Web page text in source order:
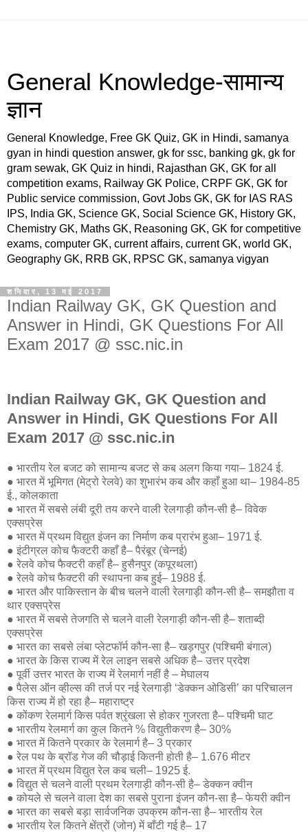
General Knowledge-सामान्य
ज्ञान
General Knowledge, Free GK Quiz, GK in Hindi, samanya
gyan in hindi question answer, gk for ssc, banking gk, gk for
gram sewak, GK Quiz in hindi, Rajasthan GK, GK for all
competition exams, Railway GK Police, CRPF GK, GK for
Public service commission, Govt Jobs GK, GK for IAS RAS
IPS, India GK, Science GK, Social Science GK, History GK,
Chemistry GK, Maths GK, Reasoning GK, GK for competitive
exams, computer GK, current affairs, current GK, world GK,
Geography GK, RRB GK, RPSC GK, samanya vigyan
शनिवार, 13 मई 2017
Indian Railway GK, GK Question and
Answer in Hindi, GK Questions For All
Exam 2017 @ ssc.nic.in
Indian Railway GK, GK Question and
Answer in Hindi, GK Questions For All
Exam 2017 @ ssc.nic.in
● भारतीय रेल बजट को सामान्य बजट से कब अलग किया गया– 1824 ई.
● भारत में भूमिगत (मेट्रो रेलवे) का शुभारंभ कब और कहाँ हुआ था– 1984-85
ई., कोलकाता
● भारत में सबसे लंबी दूरी तय करने वाली रेलगाड़ी कौन-सी है– विवेक
एक्सप्रेस
● भारत में प्रथम विद्युत इंजन का निर्माण कब प्रारंभ हुआ– 1971 ई.
● इंटीग्रल कोच फैक्टरी कहाँ है– पैरंबूर (चेन्नई)
● रेलवे कोच फैक्टरी कहाँ है– हुसैनपुर (कपूरथला)
● रेलवे कोच फैक्टरी की स्थापना कब हुई– 1988 ई.
● भारत और पाकिस्तान के बीच चलने वाली रेलगाड़ी कौन-सी है– समझौता व
थार एक्सप्रेस
● भारत में सबसे तेजगति से चलने वाली रेलगाड़ी कौन-सी है– शताब्दी
एक्सप्रेस
● भारत का सबसे लंबा प्लेटफॉर्म कौन-सा है– खड़गपुर (पश्चिमी बंगाल)
● भारत के किस राज्य में रेल लाइन सबसे अधिक है– उत्तर प्रदेश
● पूर्वी उत्तर भारत के राज्य में रेलमार्ग नहीं है – मेघालय
● पैलेस ऑन व्हील्स की तर्ज पर नई रेलगाड़ी ‘डेक्कन ओडिसी’ का परिचालन
किस राज्य में हो रहा है– महाराष्ट्र
● कोंकण रेलमार्ग किस पर्वत श्रृंखला से होकर गुजरता है– पश्चिमी घाट
● भारतीय रेलमार्ग का कुल कितने % विद्युतीकरण है– 30%
● भारत में कितने प्रकार के रेलमार्ग है– 3 प्रकार
● रेल पथ के ब्रॉड गेज की चौड़ाई कितनी होती है– 1.676 मीटर
● भारत में प्रथम विद्युत रेल कब चली– 1925 ई.
● विद्युत से चलने वाली प्रथम रेलगाड़ी कौन-सी है– डेक्कन क्वीन
● कोयले से चलने वाला देश का सबसे पुराना इंजन कौन-सा है– फेयरी क्वीन
● भारत का सबसे बड़ा सार्वजनिक उपक्रम कौन-सा है– भारतीय रेल
● भारतीय रेल कितने क्षेंत्रों (जोन) में बाँटी गई है– 17